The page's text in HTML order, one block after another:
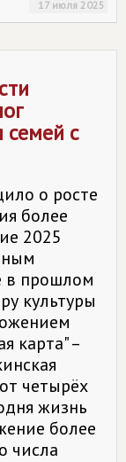
17 июля 2025
семей с
о росте
более
2025
в прошлом
культуры
карта" –
четырёх
жизнь
более
числа